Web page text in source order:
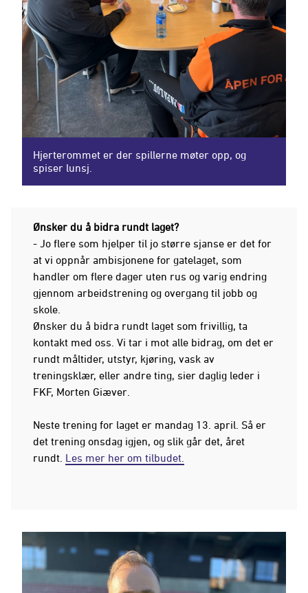
Hjerterommet er der spillerne møter opp, og
spiser lunsj.
Ønsker du å bidra rundt laget?
- Jo flere som hjelper til jo større sjanse er det for
at vi oppnår ambisjonene for gatelaget, som
handler om flere dager uten rus og varig endring
gjennom arbeidstrening og overgang til jobb og
skole.
Ønsker du å bidra rundt laget som frivillig, ta
kontakt med oss. Vi tar i mot alle bidrag, om det er
rundt måltider, utstyr, kjøring, vask av
treningsklær, eller andre ting, sier daglig leder i
FKF, Morten Giæver.
Neste trening for laget er mandag 13. april. Så er
det trening onsdag igjen, og slik går det, året
rundt. Les mer her om tilbudet.